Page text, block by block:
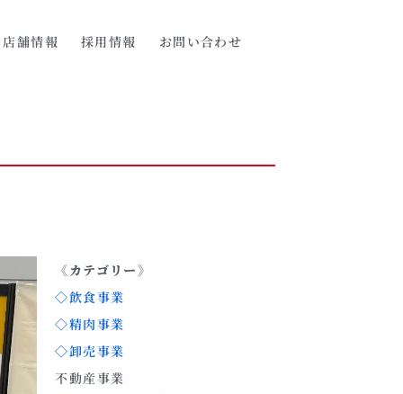
店舗情報 採用情報 お問い合わせ
《カテゴリー》
◇飲食事業
◇精肉事業
◇卸売事業
不動産事業